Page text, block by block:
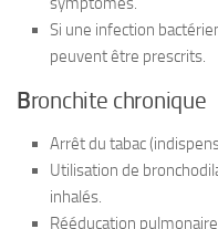
Si une infection
peuvent être prescrits.
Bronchite chronique
Arrêt du tabac
Utilisation de
inhalés.
Rééducation